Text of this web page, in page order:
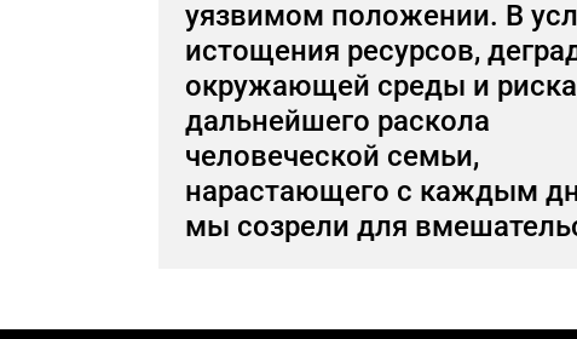
уязвимом положении. В
истощения ресурсов,
окружающей среды и риска
дальнейшего раскола
человеческой семьи,
нарастающего с каждым
мы созрели для